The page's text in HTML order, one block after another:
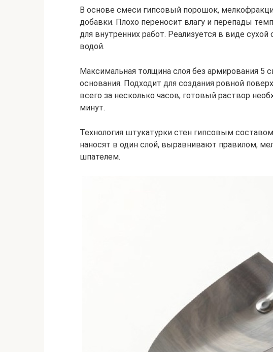
В основе смеси гипсовый порошок,
добавки. Плохо переносит влагу и перепады
для внутренних работ. Реализуется в виде
водой.
Максимальная толщина слоя без армирования
основания. Подходит для создания ровной
всего за несколько часов, готовый раствор
минут.
Технология штукатурки стен гипсовым
наносят в один слой, выравнивают правилом,
шпателем.